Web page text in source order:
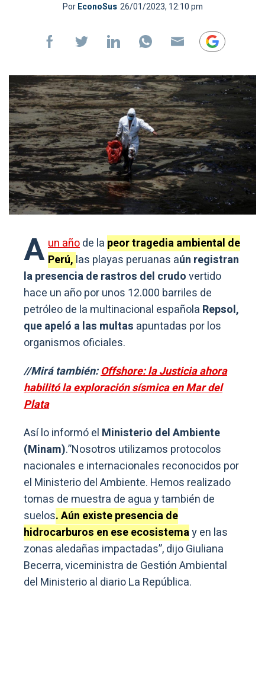
PorEconoSus 26/01/2023, 12:10 pm
Aun añode la peor tragedia ambiental de
Perú, las playas peruanas aún registran
la presencia de rastros del crudovertido
hace un año por unos 12.000 barriles de
petróleo de la multinacional española Repsol,
que apeló a las multas apuntadas por los
organismos oficiales.
//Mirá también:Offshore: la Justicia ahora
habilitó la exploración sísmica en Mar del
Plata
Así lo informó el Ministerio del Ambiente
(Minam).”Nosotros utilizamos protocolos
nacionales e internacionales reconocidos por
el Ministerio del Ambiente. Hemos realizado
tomas de muestra de agua y también de
suelos. Aún existe presencia de
hidrocarburos en ese ecosistemay en las
zonas aledañas impactadas”, dijo Giuliana
Becerra, viceministra de Gestión Ambiental
del Ministerio al diario La República.